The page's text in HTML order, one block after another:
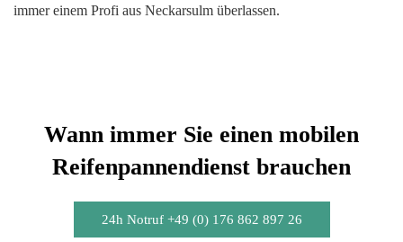
immer einem Profi aus Neckarsulm überlassen.
Wann immer Sie einen mobilen
Reifenpannendienst brauchen
24h Notruf +49 (0) 176 862 897 26